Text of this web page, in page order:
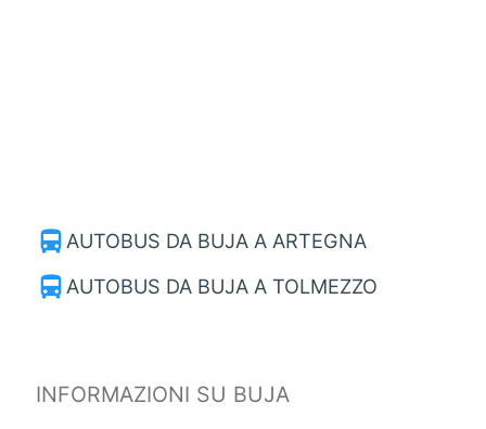
directions_bus AUTOBUS DA BUJA A ARTEGNA
directions_bus AUTOBUS DA BUJA A TOLMEZZO
INFORMAZIONI SU BUJA